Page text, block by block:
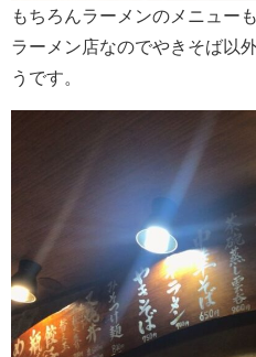
もちろんラーメンのメニュー
ラーメン店なのでやきそば以
うです。